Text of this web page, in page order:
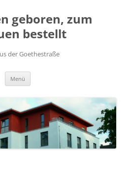
geboren, zum
bestellt
der Goethestraße
Menü